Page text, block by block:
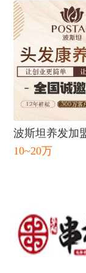
波斯坦养发加
10~20万